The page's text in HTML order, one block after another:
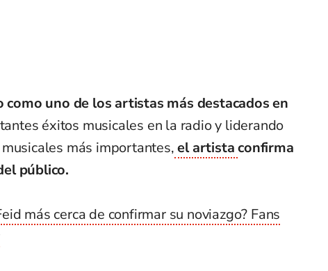
como uno de los artistas más destacados en
éxitos musicales en la radio y liderando
más importantes,el artistaconfirma
público.
más cerca de confirmar su noviazgo? Fans